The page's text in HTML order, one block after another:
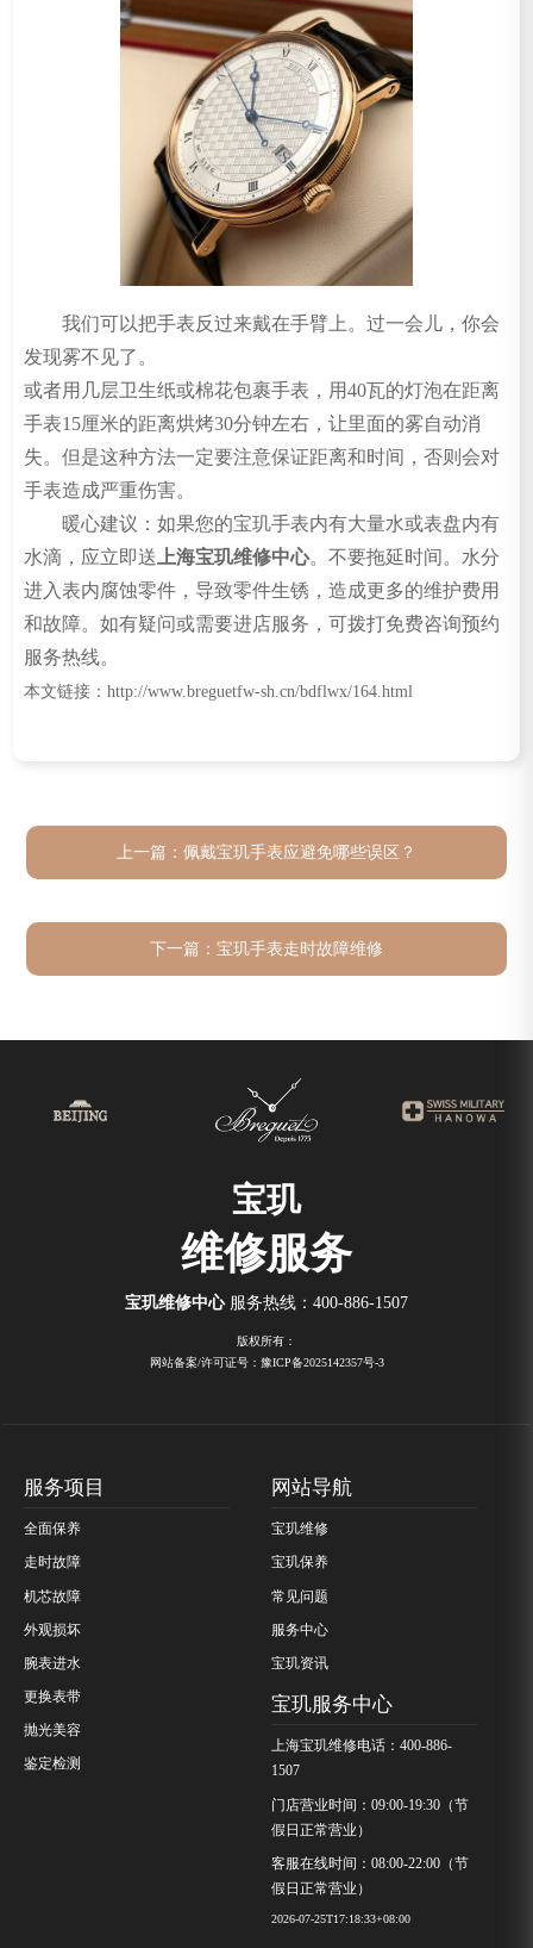
我们可以把手表反过来戴在手臂上。过一会儿，你会
发现雾不见了。
或者用几层卫生纸或棉花包裹手表，用40瓦的灯泡在距离
手表15厘米的距离烘烤30分钟左右，让里面的雾自动消
失。但是这种方法一定要注意保证距离和时间，否则会对
手表造成严重伤害。
暖心建议：如果您的宝玑手表内有大量水或表盘内有
水滴，应立即送 上海宝玑维修中心。不要拖延时间。水分
进入表内腐蚀零件，导致零件生锈，造成更多的维护费用
和故障。如有疑问或需要进店服务，可拨打免费咨询预约
服务热线。
本文链接：http://www.breguetfw-sh.cn/bdflwx/164.html
上一篇： 佩戴宝玑手表应避免哪些误区？
下一篇： 宝玑手表走时故障维修
宝玑
维修服务
宝玑维修中心 服务热线： 400-886-1507
版权所有：
网站备案/许可证号：豫ICP备2025142357号-3
服务项目
全面保养
走时故障
机芯故障
外观损坏
腕表进水
更换表带
抛光美容
鉴定检测
网站导航
宝玑维修
宝玑保养
常见问题
服务中心
宝玑资讯
宝玑服务中心
上海宝玑维修电话：400-886-
1507
门店营业时间：09:00-19:30（节
假日正常营业）
客服在线时间：08:00-22:00（节
假日正常营业）
2026-07-25T17:18:33+08:00